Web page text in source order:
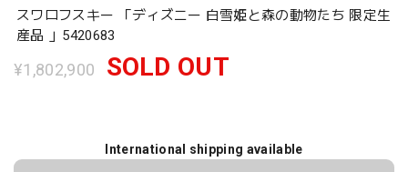
スワロフスキー 「ディズニー 白雪姫と森の動物たち 限定生
産品 」5420683
¥1,802,900 SOLD OUT
International shipping available